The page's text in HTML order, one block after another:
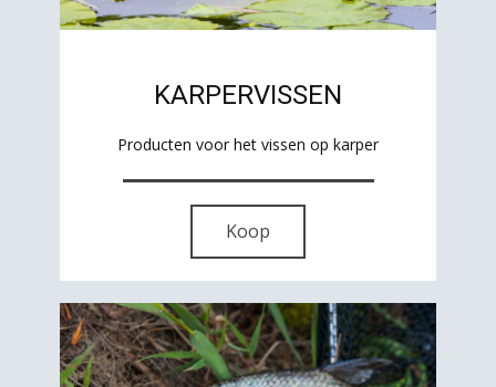
KARPERVISSEN
Producten voor het vissen op karper
Koop